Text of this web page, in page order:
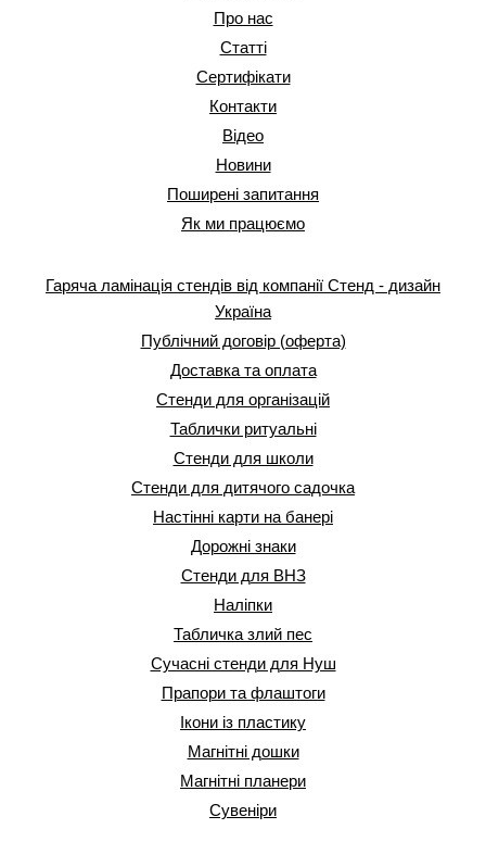
Про нас
Статті
Сертифікати
Контакти
Відео
Новини
Поширені запитання
Як ми працюємо
Гаряча ламінація стендів від компанії Стенд - дизайн
Україна
Публічний договір (оферта)
Доставка та оплата
Стенди для організацій
Таблички ритуальні
Стенди для школи
Стенди для дитячого садочка
Настінні карти на банері
Дорожні знаки
Стенди для ВНЗ
Наліпки
Табличка злий пес
Сучасні стенди для Нуш
Прапори та флаштоги
Ікони із пластику
Магнітні дошки
Магнітні планери
Сувеніри